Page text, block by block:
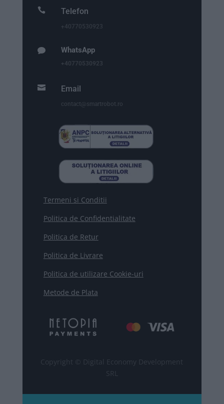
 Telefon
+40770530923
 WhatsApp
+40770530923
 Email
contact@smartrobot.ro
Termeni si Conditii
Politica de Confidentialitate
Politica de Retur
Politica de Livrare
Politica de utilizare Cookie-uri
Metode de Plata
Copyright © Digital Economy Development
SRL